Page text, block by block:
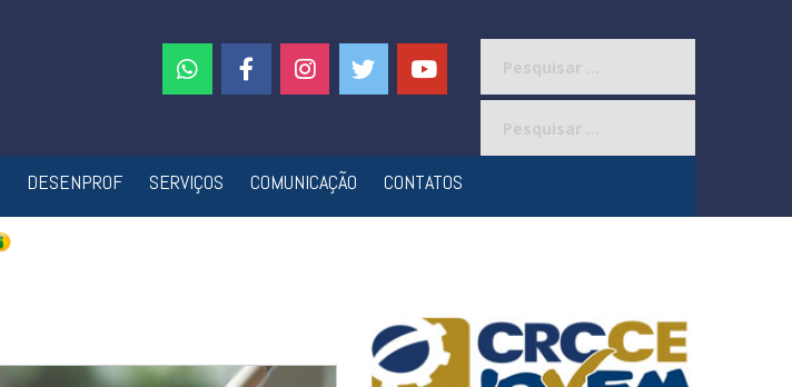
DESENPROF SERVIÇOS COMUNICAÇÃO CONTATOS